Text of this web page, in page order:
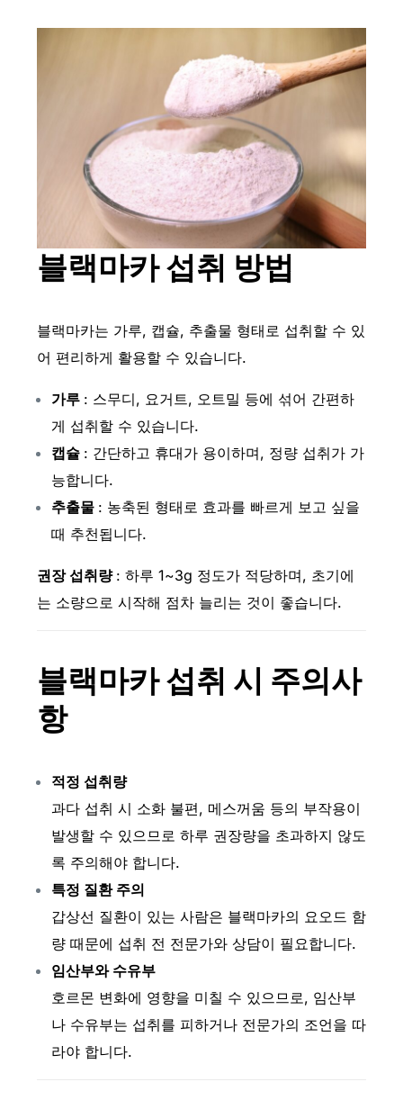
블랙마카 섭취 방법
블랙마카는 가루, 캡슐, 추출물 형태로 섭취할 수 있
어 편리하게 활용할 수 있습니다.
가루 : 스무디, 요거트, 오트밀 등에 섞어 간편하
게 섭취할 수 있습니다.
캡슐 : 간단하고 휴대가 용이하며, 정량 섭취가 가
능합니다.
추출물 : 농축된 형태로 효과를 빠르게 보고 싶을
때 추천됩니다.
권장 섭취량 : 하루 1~3g 정도가 적당하며, 초기에
는 소량으로 시작해 점차 늘리는 것이 좋습니다.
블랙마카 섭취 시 주의사
항
적정 섭취량
과다 섭취 시 소화 불편, 메스꺼움 등의 부작용이
발생할 수 있으므로 하루 권장량을 초과하지 않도
록 주의해야 합니다.
특정 질환 주의
갑상선 질환이 있는 사람은 블랙마카의 요오드 함
량 때문에 섭취 전 전문가와 상담이 필요합니다.
임산부와 수유부
호르몬 변화에 영향을 미칠 수 있으므로, 임산부
나 수유부는 섭취를 피하거나 전문가의 조언을 따
라야 합니다.